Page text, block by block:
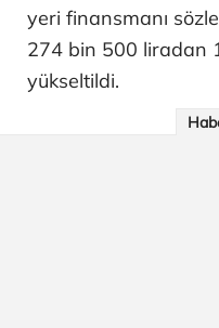
yeri finansmanı
274 bin 500 liradan
yükseltildi.